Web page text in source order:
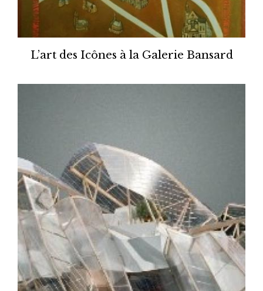
L’art des Icônes à la Galerie Bansard